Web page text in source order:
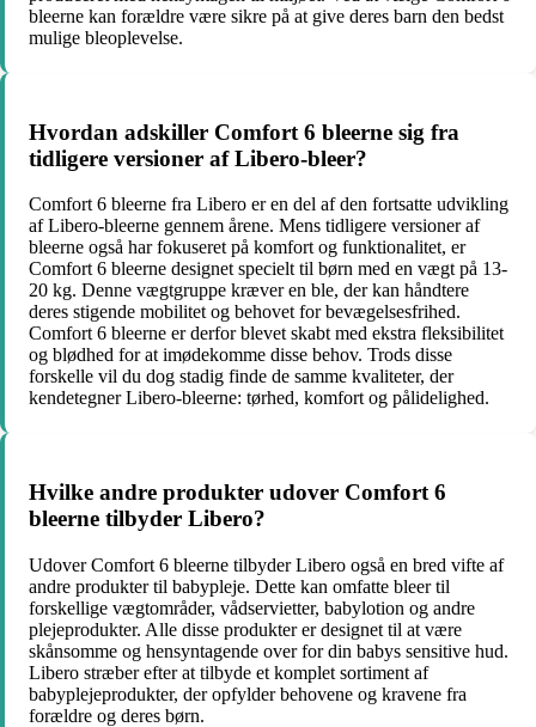
bleerne kan forældre være sikre på at give deres barn den bedst
mulige bleoplevelse.
Hvordan adskiller Comfort 6 bleerne sig fra
tidligere versioner af Libero-bleer?
Comfort 6 bleerne fra Libero er en del af den fortsatte udvikling
af Libero-bleerne gennem årene. Mens tidligere versioner af
bleerne også har fokuseret på komfort og funktionalitet, er
Comfort 6 bleerne designet specielt til børn med en vægt på 13-
20 kg. Denne vægtgruppe kræver en ble, der kan håndtere
deres stigende mobilitet og behovet for bevægelsesfrihed.
Comfort 6 bleerne er derfor blevet skabt med ekstra fleksibilitet
og blødhed for at imødekomme disse behov. Trods disse
forskelle vil du dog stadig finde de samme kvaliteter, der
kendetegner Libero-bleerne: tørhed, komfort og pålidelighed.
Hvilke andre produkter udover Comfort 6
bleerne tilbyder Libero?
Udover Comfort 6 bleerne tilbyder Libero også en bred vifte af
andre produkter til babypleje. Dette kan omfatte bleer til
forskellige vægtområder, vådservietter, babylotion og andre
plejeprodukter. Alle disse produkter er designet til at være
skånsomme og hensyntagende over for din babys sensitive hud.
Libero stræber efter at tilbyde et komplet sortiment af
babyplejeprodukter, der opfylder behovene og kravene fra
forældre og deres børn.